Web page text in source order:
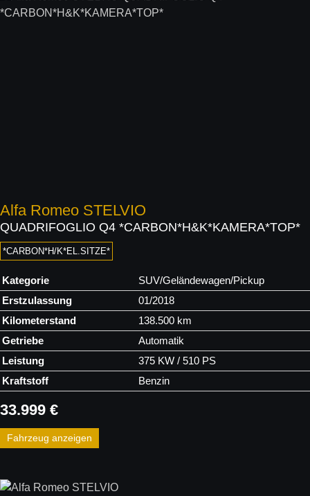
Alfa Romeo STELVIO
QUADRIFOGLIO Q4 *CARBON*H&K*KAMERA*TOP*
*CARBON*H/K*EL.SITZE*
Kategorie
SUV/Geländewagen/Pickup
Erstzulassung
01/2018
Kilometerstand
138.500 km
Getriebe
Automatik
Leistung
375 KW / 510 PS
Kraftstoff
Benzin
33.999 €
Fahrzeug anzeigen